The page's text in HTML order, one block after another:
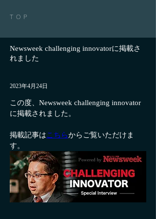
TOP
Newsweek challenging innovatorに掲載さ
れました
2023年4月24日
この度、Newsweek challenging innovator
に掲載されました。
掲載記事は こちらからご覧いただけま
す。